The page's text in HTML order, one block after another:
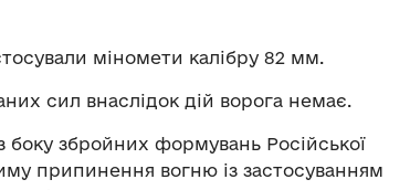
міномети калібру 82 мм.
сил внаслідок дій ворога немає.
боку збройних формувань Російської
припинення вогню із застосуванням